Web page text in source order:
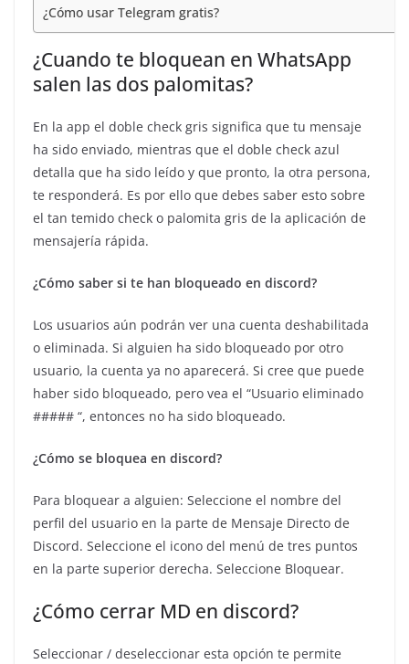
¿Cómo usar Telegram gratis?
¿Cuando te bloquean en WhatsApp
salen las dos palomitas?
En la app el doble check gris significa que tu mensaje
ha sido enviado, mientras que el doble check azul
detalla que ha sido leído y que pronto, la otra persona,
te responderá. Es por ello que debes saber esto sobre
el tan temido check o palomita gris de la aplicación de
mensajería rápida.
¿Cómo saber si te han bloqueado en discord?
Los usuarios aún podrán ver una cuenta deshabilitada
o eliminada. Si alguien ha sido bloqueado por otro
usuario, la cuenta ya no aparecerá. Si cree que puede
haber sido bloqueado, pero vea el “Usuario eliminado
##### “, entonces no ha sido bloqueado.
¿Cómo se bloquea en discord?
Para bloquear a alguien: Seleccione el nombre del
perfil del usuario en la parte de Mensaje Directo de
Discord. Seleccione el icono del menú de tres puntos
en la parte superior derecha. Seleccione Bloquear.
¿Cómo cerrar MD en discord?
Seleccionar / deseleccionar esta opción te permite